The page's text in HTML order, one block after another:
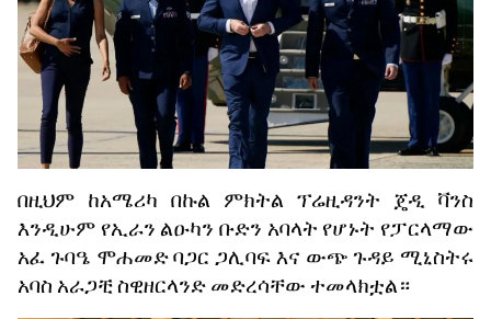
በዚህም ከአሜሪካ በኩል ምክትል ፕሬዚዳንት ጄዲ
ቫንስ
እንዲሁም የኢራን ልዑካን ቡድን አባላት የሆኑት የፓርላማው
አፈ ጉባዔ ሞሐመድ ባጋር ጋሊባፍ እና ውጭ ጉዳይ ሚኒስትሩ
አባስ አራጋቺስዊዘርላንድ መድረሳቸው ተመላክቷል።